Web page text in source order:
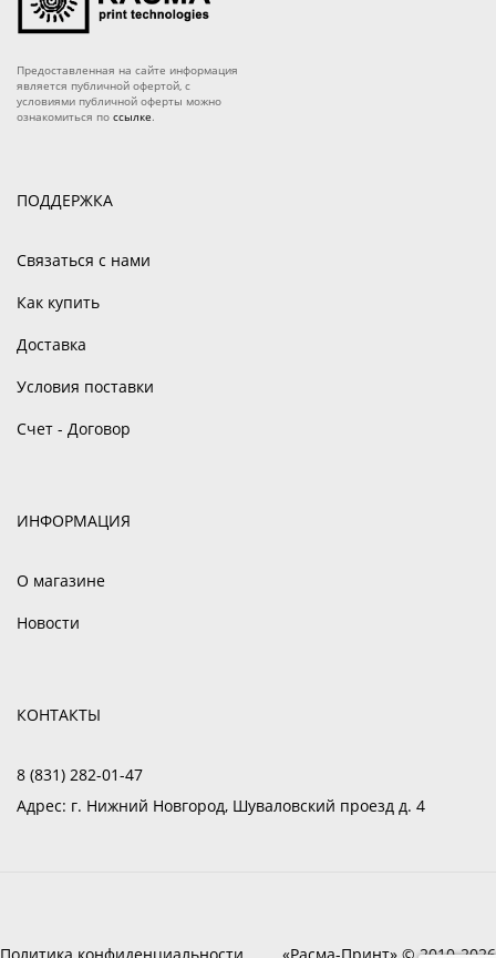
Предоставленная на сайте информация
является публичной офертой, с
условиями публичной оферты можно
ознакомиться по ссылке.
ПОДДЕРЖКА
Связаться с нами
Как купить
Доставка
Условия поставки
Счет - Договор
ИНФОРМАЦИЯ
О магазине
Новости
КОНТАКТЫ
8 (831) 282-01-47
Адрес: г. Нижний Новгород, Шуваловский проезд д. 4